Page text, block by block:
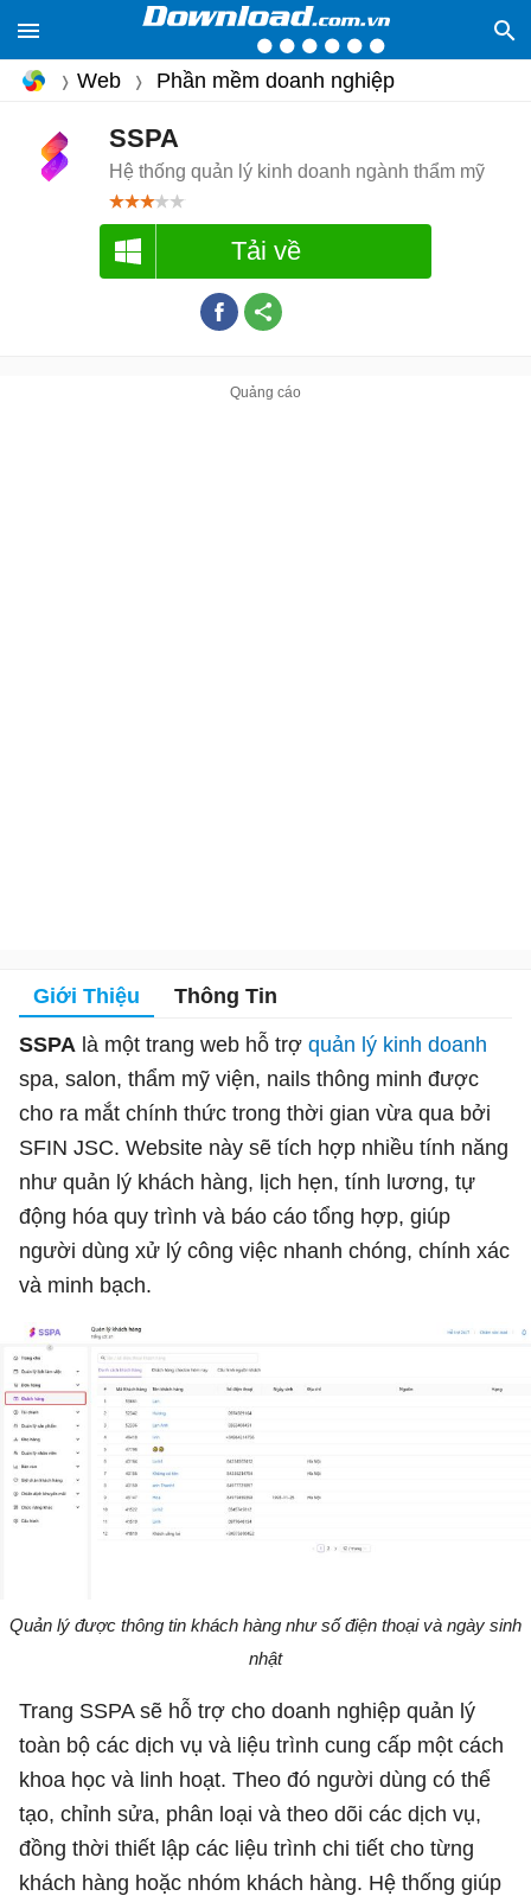
Web Phần mềm doanh nghiệp
SSPA
Hệ thống quản lý kinh doanh ngành thẩm mỹ
Tải về
Giới Thiệu Thông Tin
SSPA là một trang web hỗ trợ quản lý kinh doanh
spa, salon, thẩm mỹ viện, nails thông minh được
cho ra mắt chính thức trong thời gian vừa qua bởi
SFIN JSC. Website này sẽ tích hợp nhiều tính năng
như quản lý khách hàng, lịch hẹn, tính lương, tự
động hóa quy trình và báo cáo tổng hợp, giúp
người dùng xử lý công việc nhanh chóng, chính xác
và minh bạch.
Quản lý được thông tin khách hàng như số điện thoại và ngày sinh
nhật
Trang SSPA sẽ hỗ trợ cho doanh nghiệp quản lý
toàn bộ các dịch vụ và liệu trình cung cấp một cách
khoa học và linh hoạt. Theo đó người dùng có thể
tạo, chỉnh sửa, phân loại và theo dõi các dịch vụ,
đồng thời thiết lập các liệu trình chi tiết cho từng
khách hàng hoặc nhóm khách hàng. Hệ thống giúp